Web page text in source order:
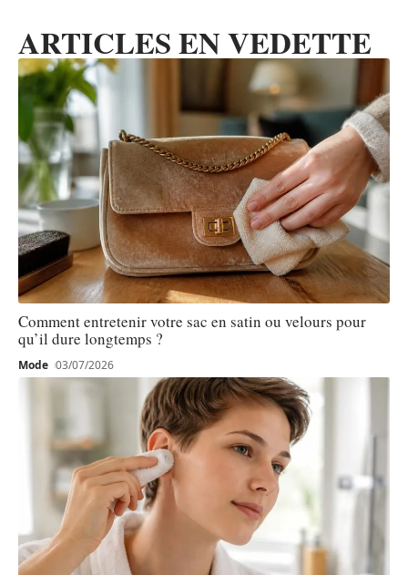
ARTICLES EN VEDETTE
Comment entretenir votre sac en satin ou velours pour
qu’il dure longtemps ?
Mode 03/07/2026